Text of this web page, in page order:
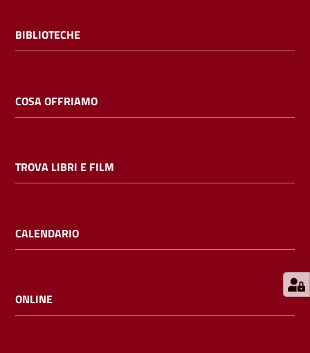
Online
ragazzi
i
l
BIBLIOTECHE
COSA OFFRIAMO
TROVA LIBRI E FILM
CALENDARIO
ONLINE